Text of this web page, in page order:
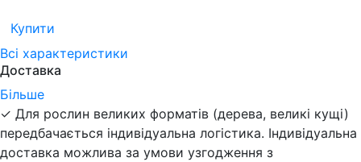
Купити
Всі характеристики
Доставка
Більше
✓ Для рослин великих форматів (дерева, великі кущі)
передбачається індивідуальна логістика. Індивідуальна
доставка можлива за умови узгодження з